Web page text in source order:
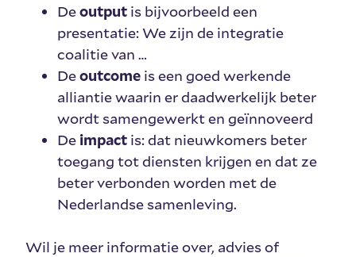
Deoutput is bijvoorbeeld een
presentatie: We zijn de integratie
coalitie van …
Deoutcome is een goed werkende
alliantie waarin er daadwerkelijk beter
wordt samengewerkt en geïnnoveerd
De impact is: dat nieuwkomers beter
toegang tot diensten krijgen en dat ze
beter verbonden worden met de
Nederlandse samenleving.
Wil je meer informatie over, advies of